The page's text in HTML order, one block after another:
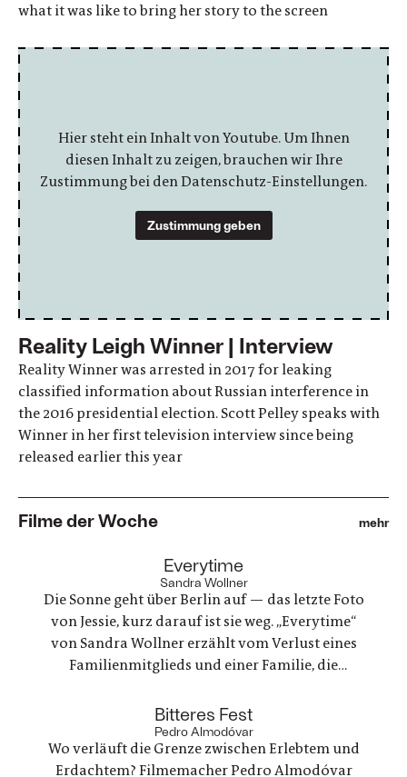
what it was like to bring her story to the screen
Hier steht ein Inhalt von Youtube. Um Ihnen
diesen Inhalt zu zeigen, brauchen wir Ihre
Zustimmung bei den Datenschutz-Einstellungen.
Zustimmung geben
Reality Leigh Winner | Interview
Reality Winner was arrested in 2017 for leaking
classified information about Russian interference in
the 2016 presidential election. Scott Pelley speaks with
Winner in her first television interview since being
released earlier this year
Filme der Woche mehr
Everytime
Sandra Wollner
Die Sonne geht über Berlin auf — das letzte Foto
von Jessie, kurz darauf ist sie weg. „Everytime“
von Sandra Wollner erzählt vom Verlust eines
Familienmitglieds und einer Familie, die
ungewöhnlicher Familienurlaub wird zu einem
Spannungsfeld zwischen Trauer, Erinnerungen
und einer Welt, die nie innehält.
Bitteres Fest
Pedro Almodóvar
Wo verläuft die Grenze zwischen Erlebtem und
Erdachtem? Filmemacher Pedro Almodóvar